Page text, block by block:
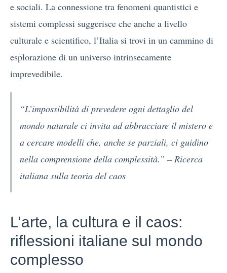
e sociali. La connessione tra fenomeni quantistici e
sistemi complessi suggerisce che anche a livello
culturale e scientifico, l’Italia si trovi in un cammino di
esplorazione di un universo intrinsecamente
imprevedibile.
“L’impossibilità di prevedere ogni dettaglio del
mondo naturale ci invita ad abbracciare il mistero e
a cercare modelli che, anche se parziali, ci guidino
nella comprensione della complessità.” – Ricerca
italiana sulla teoria del caos
L’arte, la cultura e il caos:
riflessioni italiane sul mondo
complesso